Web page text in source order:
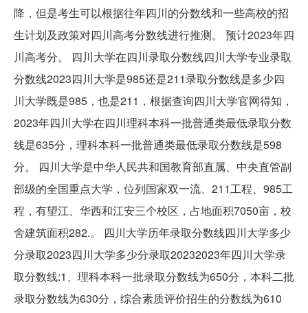
降，但是考生可以根据往年四川的分数线和一些高校的招
生计划及政策对四川高考分数线进行推测。 预计2023年四
川高考分。 四川大学在四川录取分数线四川大学专业录取
分数线2023四川大学是985还是211录取分数线是多少四
川大学既是985，也是211，根据查询四川大学官网得知，
2023年四川大学在四川理科本科一批普通类最低录取分数
线是635分，理科本科一批普通类最低录取分数线是598
分。 四川大学是中华人民共和国教育部直属、中央直管副
部级的全国重点大学，位列国家双一流、211工程、985工
程，有望江、华西和江安三个校区，占地面积7050亩，校
舍建筑面积282.。 四川大学历年录取分数线四川大学多少
分录取2023四川大学多少分录取20232023年四川大学录
取分数线:1、理科本科一批录取分数线为650分，本科二批
录取分数线为630分，综合素质评价招生的分数线为610